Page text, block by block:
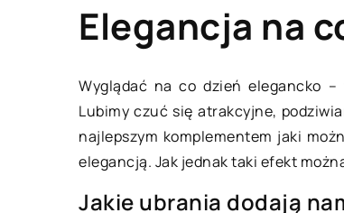
Elegancja na
Wyglądać na co dzień elegancko
Lubimy czuć się atrakcyjne,
najlepszym komplementem jaki
elegancją. Jak jednak taki efekt
Jakie ubrania dodają
STYL ŻYCIA